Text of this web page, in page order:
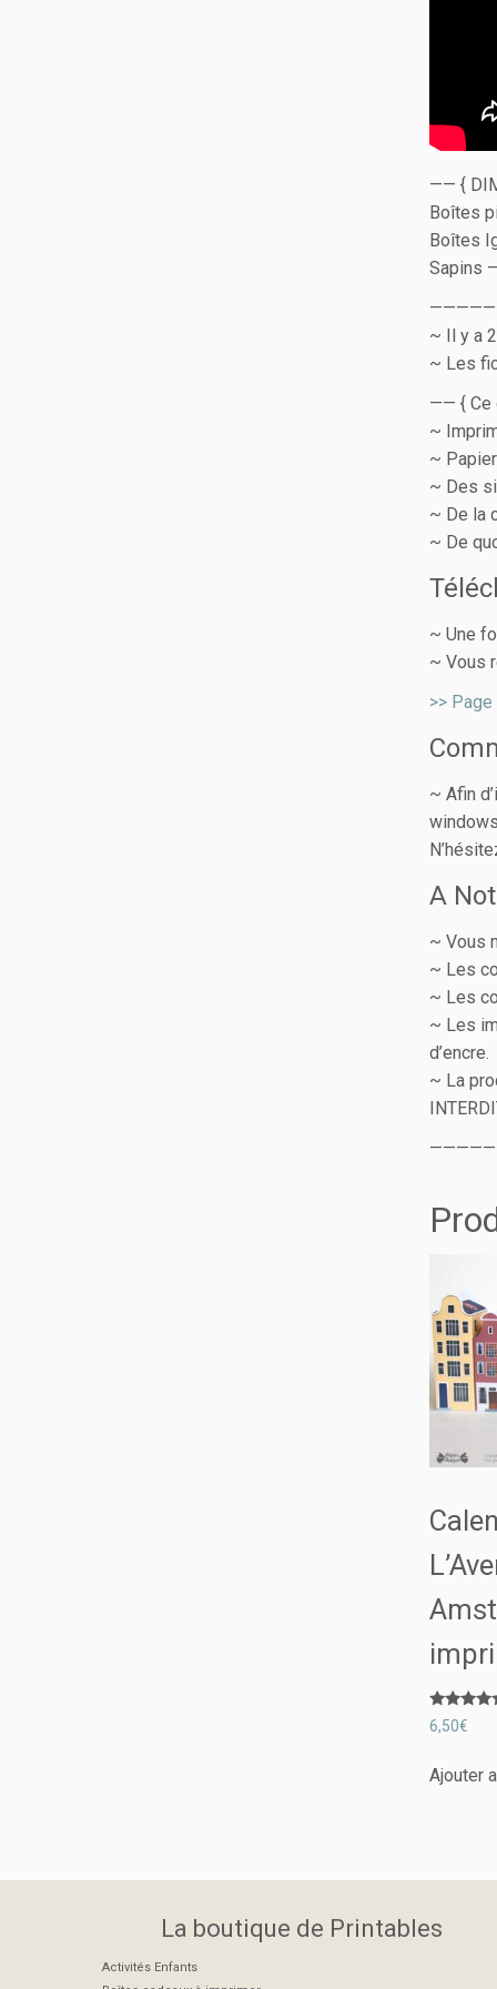
—— {
Boîtes
Boîtes
Sapins
~ Il y a
~ Les
—— { Ce
~
~
~ Des
~ De la
~ De
~ Une
~ Vous
>>
~ Afin
A
~ Vous
~ Les
~ Les
~ Les
d’encre.
~ La
Note
5.00
6,50€
Ajouter
La boutique de Printables
Activités Enfants